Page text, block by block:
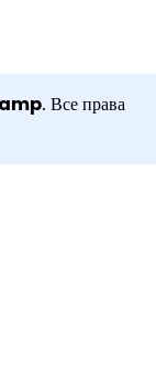
. Все права